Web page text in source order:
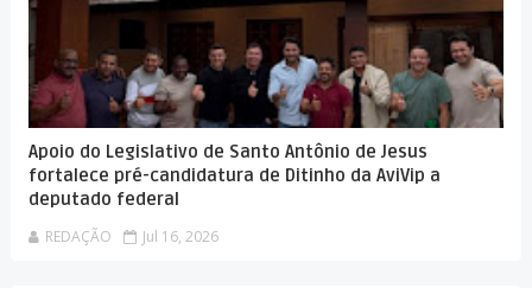
Apoio do Legislativo de Santo Antônio de Jesus
fortalece pré-candidatura de Ditinho da AviVip a
deputado federal
REDAÇÃO Jul 16, 2026